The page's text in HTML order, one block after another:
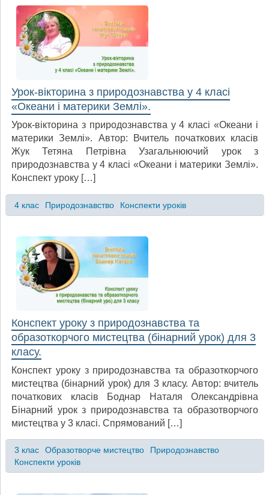
Урок-вікторина з природознавства у 4 класі
«Океани і материки Землі».
Урок-вікторина з природознавства у 4 класі «Океани і
материки Землі». Автор: Вчитель початкових класів
Жук Тетяна Петрівна Узагальнюючий урок з
природознавства у 4 класі «Океани і материки Землі».
Конспект уроку […]
4 клас Природознавство Конспекти уроків
Конспект уроку з природознавства та
образоткорчого мистецтва (бінарний урок) для 3
класу.
Конспект уроку з природознавства та образоткорчого
мистецтва (бінарний урок) для 3 класу. Автор: вчитель
початкових класів Боднар Наталя Олександрівна
Бінарний урок з природознавства та образотворчого
мистецтва у 3 класі. Спрямований […]
3 клас Образотворче мистецтво
Природознавство
Конспекти уроків